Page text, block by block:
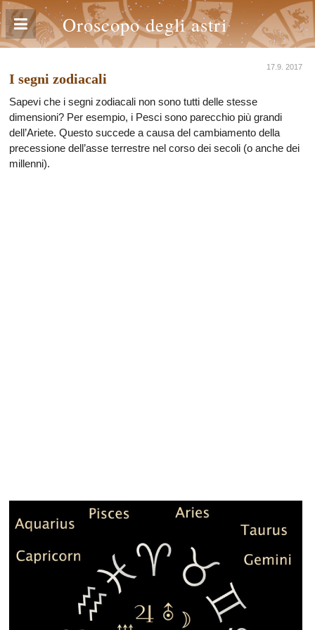
Oroscopo degli astri
17.9. 2017
I segni zodiacali
Sapevi che i segni zodiacali non sono tutti delle stesse
dimensioni? Per esempio, i Pesci sono parecchio più grandi
dell’Ariete. Questo succede a causa del cambiamento della
precessione dell’asse terrestre nel corso dei secoli (o anche dei
millenni).